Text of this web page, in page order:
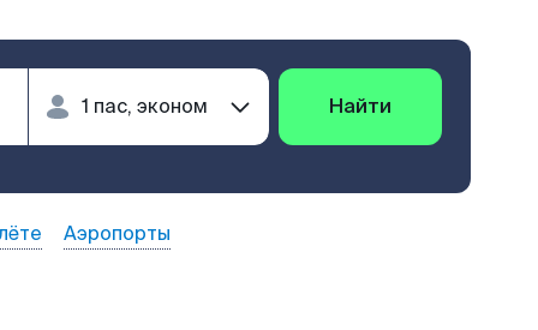
Найти
Аэропорты